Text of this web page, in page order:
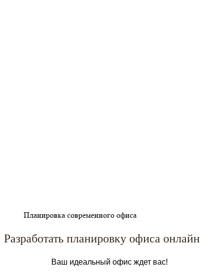
Планировка современного офиса
Разработать планировку офиса онлайн
Ваш идеальный офис ждет вас!